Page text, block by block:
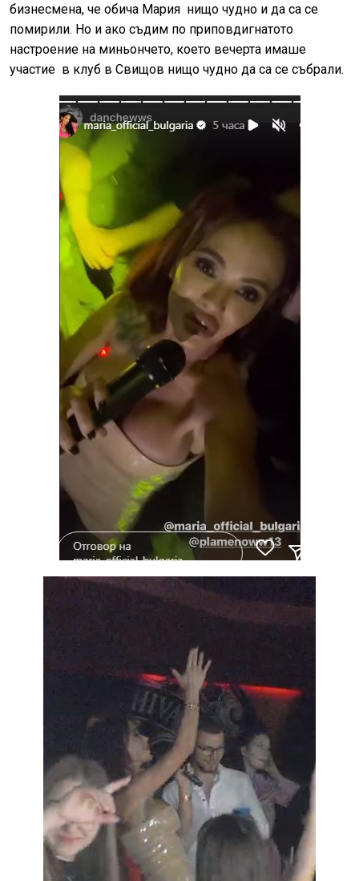
бизнесмена, че обича Мария нищо чудно и да са се
помирили. Но и ако съдим по приповдигнатото
настроение на миньончето, което вечерта имаше
участие в клуб в Свищов нищо чудно да са се събрали.